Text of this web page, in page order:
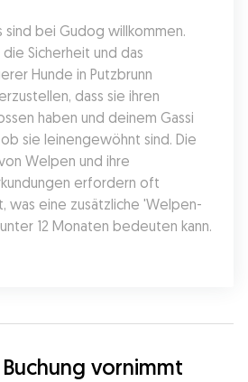
bei Gudog willkommen.
Sicherheit und das
Hunde in Putzbrunn
dass sie ihren
haben und deinem Gassi
sie leinengewöhnt sind. Die
Welpen und ihre
erfordern oft
was eine zusätzliche 'Welpen-
12 Monaten bedeuten kann.
vornimmt